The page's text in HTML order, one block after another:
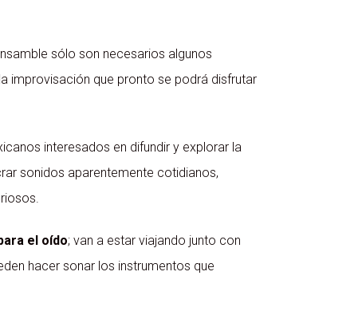
sólo son necesarios algunos
improvisación que pronto se podrá disfrutar
interesados en difundir y explorar la
sonidos aparentemente cotidianos,
el oído; van a estar viajando junto con
hacer sonar los instrumentos que